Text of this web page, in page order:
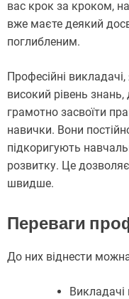
вас крок за кроком,
вже маєте деякий
поглибленим.
Професійні
високий рівень
грамотно засвоїти
навички. Вони
підкоригують
розвитку. Це
швидше.
Переваги
До них віднести
Викладачі